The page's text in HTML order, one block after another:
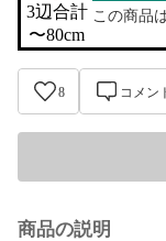
3辺合計
〜80cm
この商品
8 コメン
商品の説明